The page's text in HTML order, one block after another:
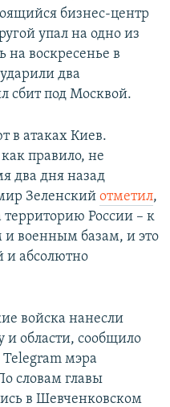
бизнес-центр
упал на одно из
воскресенье в
два
сбит под Москвой.
в атаках Киев.
правило, не
два дня назад
Зеленский отметил,
территорию России – к
военным базам, и это
и абсолютно
войска нанесли
и области, сообщило
мэра
словам главы
в Шевченковском